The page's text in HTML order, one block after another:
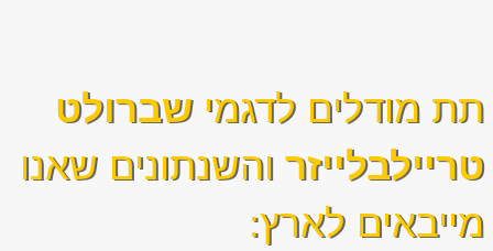
תת מודלים לדגמישברולט
טריילבלייזר והשנתונים שאנו
מייבאים לארץ: